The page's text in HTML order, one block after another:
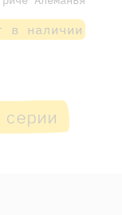
в наличии